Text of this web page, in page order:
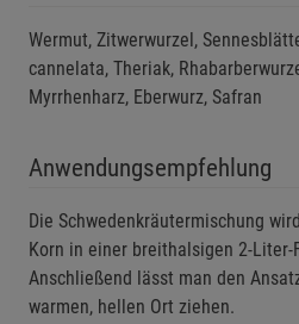
Wermut, Zitwerwurzel,
cannelata, Theriak,
Myrrhenharz, Eberwurz, Safran
Anwendungsempfehlung
Die Schwedenkräutermischung
Korn in einer breithalsigen 2-Liter-
Anschließend lässt man den
warmen, hellen Ort ziehen.